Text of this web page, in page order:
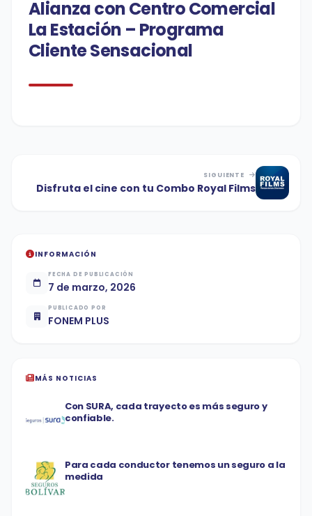
Alianza con Centro Comercial
La Estación – Programa
Cliente Sensacional
SIGUIENTE
Disfruta el cine con tu Combo Royal Films
INFORMACIÓN
FECHA DE PUBLICACIÓN
7 de marzo, 2026
PUBLICADO POR
FONEM PLUS
MÁS NOTICIAS
Con SURA, cada trayecto es más seguro y
confiable.
Para cada conductor tenemos un seguro a la
medida